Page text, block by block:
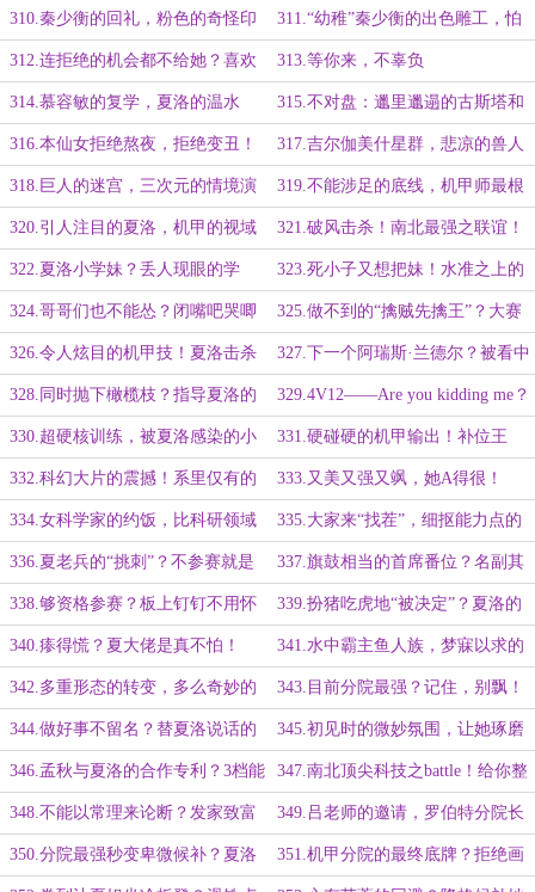
人族
310.秦少衡的回礼，粉色的奇怪印
象？
311.“幼稚”秦少衡的出色雕工，怕
你不喜欢
312.连拒绝的机会都不给她？喜欢
与心悦
313.等你来，不辜负
314.慕容敏的复学，夏洛的温水
煮“青蛙”
315.不对盘：邋里邋遢的古斯塔和
妆发精致的高梓妍！
316.本仙女拒绝熬夜，拒绝变丑！ 317.吉尔伽美什星群，悲凉的兽人
族
318.巨人的迷宫，三次元的情境演
练
319.不能涉足的底线，机甲师最根
本、最棘手的敌人
320.引人注目的夏洛，机甲的视域
界限！
321.破风击杀！南北最强之联谊！
322.夏洛小学妹？丢人现眼的学
长！
323.死小子又想把妹！水准之上的
夏洛！
324.哥哥们也不能怂？闭嘴吧哭唧
唧！
325.做不到的“擒贼先擒王”？大赛
候选人名单！
326.令人炫目的机甲技！夏洛击杀
蚁后！
327.下一个阿瑞斯·兰德尔？被看中
的夏洛！
328.同时抛下橄榄枝？指导夏洛的
前辈是谁？
329.4V12——Are you kidding me？
330.超硬核训练，被夏洛感染的小
确信！
331.硬碰硬的机甲输出！补位王
——夏·妖孽·洛！
332.科幻大片的震撼！系里仅有的
两个女生！
333.又美又强又飒，她A得很！
334.女科学家的约饭，比科研领域
更加失衡的男女比例！
335.大家来“找茬”，细抠能力点的
训练模式！
336.夏老兵的“挑刺”？不参赛就是
暴殄天物！
337.旗鼓相当的首席番位？名副其
实的实力担当！
338.够资格参赛？板上钉钉不用怀
疑？
339.扮猪吃虎地“被决定”？夏洛的
利用与谋算！
340.瘆得慌？夏大佬是真不怕！ 341.水中霸主鱼人族，梦寐以求的
研究对象！
342.多重形态的转变，多么奇妙的
种族！
343.目前分院最强？记住，别飘！
344.做好事不留名？替夏洛说话的
秦少衡！
345.初见时的微妙氛围，让她琢磨
不透的秦少衡
346.孟秋与夏洛的合作专利？3档能
量剑！
347.南北顶尖科技之battle！给你整
个最炫酷的？
348.不能以常理来论断？发家致富
奔小康！
349.吕老师的邀请，罗伯特分院长
的约见
350.分院最强秒变卑微候补？夏洛 351.机甲分院的最终底牌？拒绝画